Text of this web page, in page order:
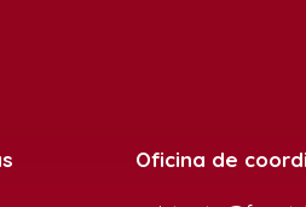
Oficina de